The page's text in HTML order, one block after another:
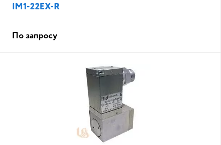
IM1-22EX-R
По запросу